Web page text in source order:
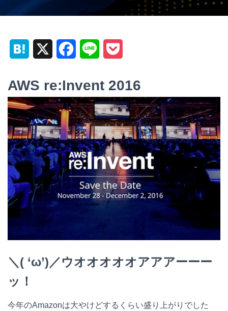
t
e
n
a
c
e
b
o
o
k
n
e
c
k
e
t
AWS re:Invent 2016
＼( ‘ω’)／ウオオオオオアアアーーー
ッ！
今年のAmazonは大やけどするくらい盛り上がりでした